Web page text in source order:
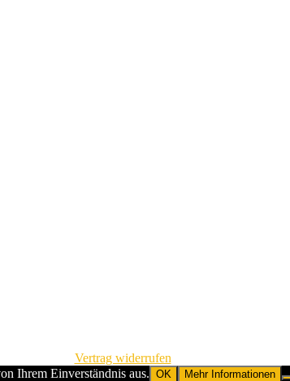
Vertrag widerrufen
Ihrem Einverständnis aus. OK Mehr Informationen